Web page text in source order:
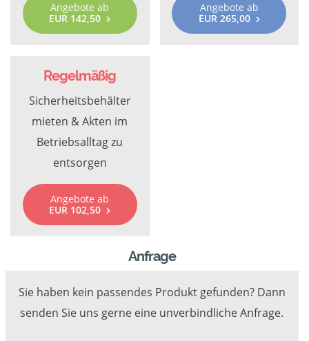
Angebote ab
EUR 142,50
Angebote ab
EUR 265,00
Regelmäßig
Sicherheitsbehälter
mieten & Akten im
Betriebsalltag zu
entsorgen
Angebote ab
EUR 102,50
Anfrage
Sie haben kein passendes Produkt gefunden? Dann
senden Sie uns gerne eine unverbindliche Anfrage.